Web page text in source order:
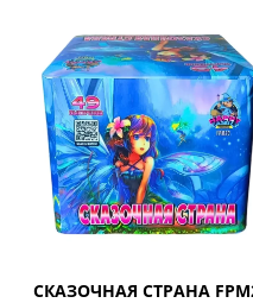
СКАЗОЧНАЯ СТРАНА